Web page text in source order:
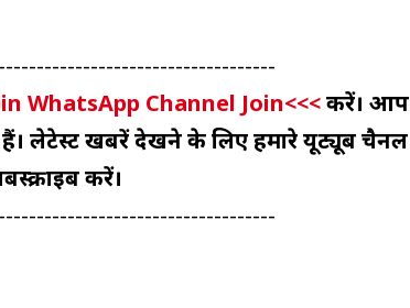
WhatsApp Channel Join<<<करें। आप
लेटेस्ट खबरें देखने के लिए हमारे यूट्यूब चैनल
करें।